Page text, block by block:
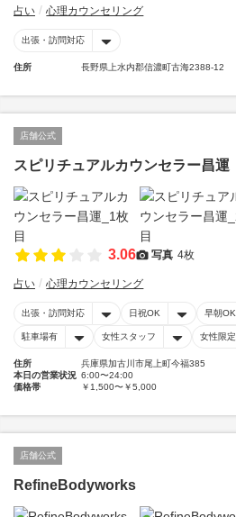
占い 心理カウンセリング
出張・訪問対応
住所 長野県上水内郡信濃町古海2388-12
店舗公式
スピリチュアルカウンセラー昌運
3.06 写真 4枚
占い 心理カウンセリング
出張・訪問対応 日祝OK 早朝OK
駐車場有 女性スタッフ 女性限定
住所
兵庫県加古川市尾上町今福385
本日の営業状況 6:00〜24:00
価格帯
￥1,500〜￥5,000
店舗公式
RefineBodyworks